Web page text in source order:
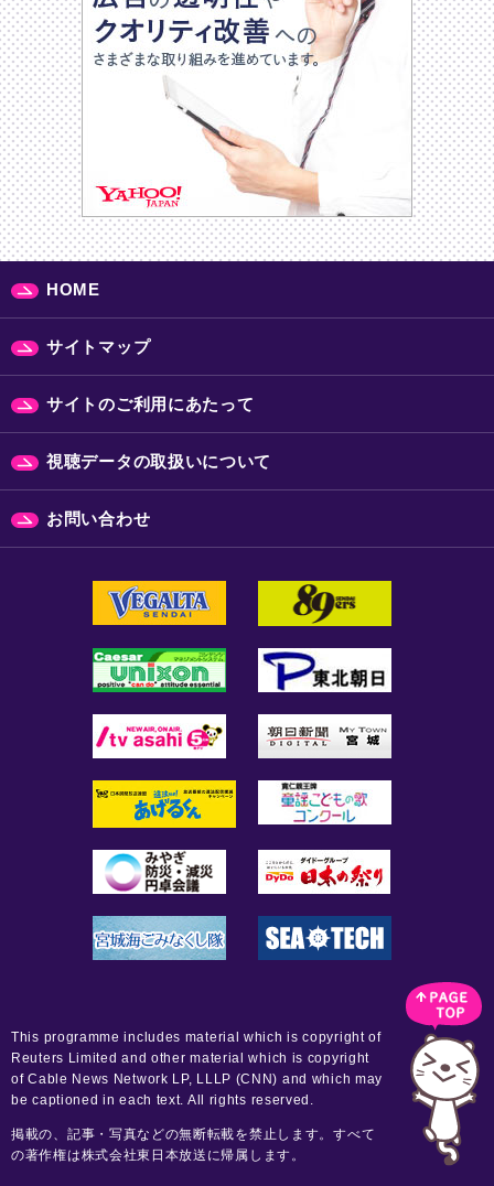
HOME
サイトマップ
サイトのご利用にあたって
視聴データの取扱いについて
お問い合わせ
This programme includes material which is copyright of
Reuters Limited and other material which is copyright
of Cable News Network LP, LLLP (CNN) and which may
be captioned in each text. All rights reserved.
掲載の、記事・写真などの無断転載を禁止します。すべて
の著作権は株式会社東日本放送に帰属します。